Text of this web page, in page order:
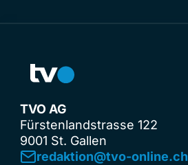
TVO AG
Fürstenlandstrasse 122
9001 St. Gallen
redaktion@tvo-online.ch